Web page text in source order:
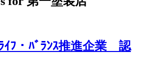
ｲﾌ・ﾊﾞﾗﾝｽ推進企業 認